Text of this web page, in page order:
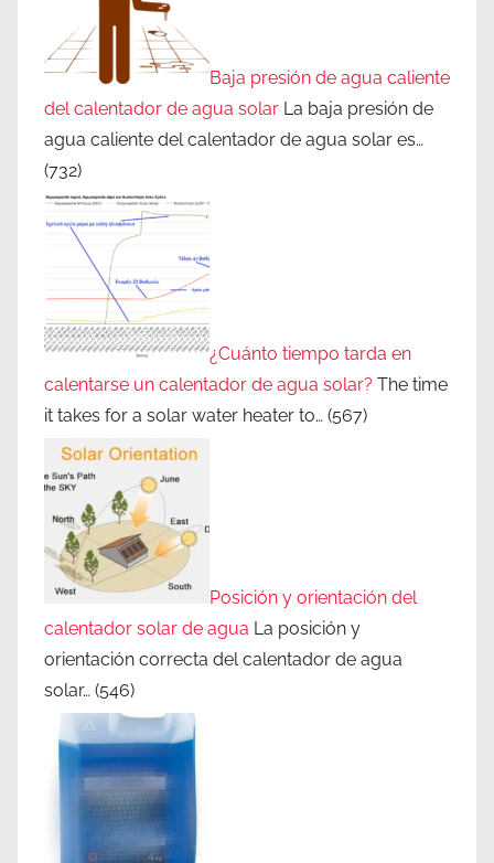
Baja presión de agua caliente
del calentador de agua solar La baja presión de
agua caliente del calentador de agua solar es…
(732)
¿Cuánto tiempo tarda en
calentarse un calentador de agua solar? The time
it takes for a solar water heater to… (567)
Posición y orientación del
calentador solar de agua La posición y
orientación correcta del calentador de agua
solar… (546)